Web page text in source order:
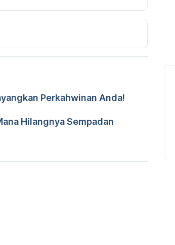
a1021960/how-to-
Abdul HamidPerkahwinan Anda!
Hilangnya Sempadan